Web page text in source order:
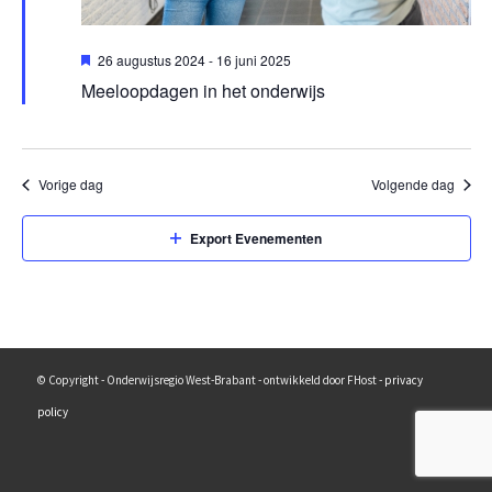
Uitgelicht
26 augustus 2024- 16 juni 2025
Meeloopdagen in het onderwijs
Vorige dag Volgende dag
Export Evenementen
© Copyright - Onderwijsregio West-Brabant - ontwikkeld door FHost - privacy
policy